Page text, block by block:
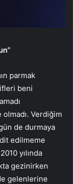
parmak
beni
Verdiğim
de durmaya
edilmeme
yılında
gezinirken
gelenlerine